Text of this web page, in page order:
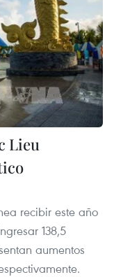
Lieu
recibir este año
138,5
aumentos